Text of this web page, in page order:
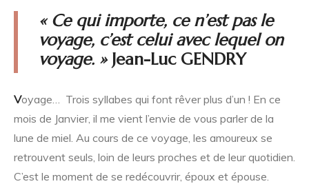
« Ce qui importe, ce n’est pas le
voyage, c’est celui avec lequel on
voyage. »Jean-Luc GENDRY
Voyage… Trois syllabes qui font rêver plus d’un ! En ce
mois de Janvier, il me vient l’envie de vous parler de la
lune de miel. Au cours de ce voyage, les amoureux se
retrouvent seuls, loin de leurs proches et de leur quotidien.
C’est le moment de se redécouvrir, époux et épouse.